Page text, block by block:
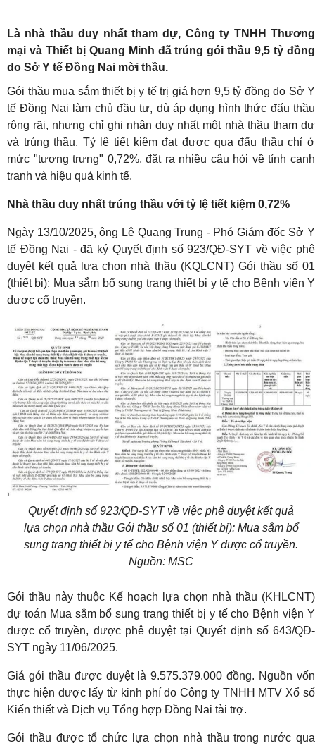
Là nhà thầu duy nhất tham dự, Công ty TNHH Thương
mại và Thiết bị Quang Minh đã trúng gói thầu 9,5 tỷ đồng
do Sở Y tế Đồng Nai mời thầu.
Gói thầu mua sắm thiết bị y tế trị giá hơn 9,5 tỷ đồng do Sở Y
tế Đồng Nai làm chủ đầu tư, dù áp dụng hình thức đấu thầu
rộng rãi, nhưng chỉ ghi nhận duy nhất một nhà thầu tham dự
và trúng thầu. Tỷ lệ tiết kiệm đạt được qua đấu thầu chỉ ở
mức "tượng trưng" 0,72%, đặt ra nhiều câu hỏi về tính cạnh
tranh và hiệu quả kinh tế.
Nhà thầu duy nhất trúng thầu với tỷ lệ tiết kiệm 0,72%
Ngày 13/10/2025, ông Lê Quang Trung - Phó Giám đốc Sở Y
tế Đồng Nai - đã ký Quyết định số 923/QĐ-SYT về việc phê
duyệt kết quả lựa chọn nhà thầu (KQLCNT) Gói thầu số 01
(thiết bị): Mua sắm bổ sung trang thiết bị y tế cho Bệnh viện Y
dược cổ truyền.
Quyết định số 923/QĐ-SYT về việc phê duyệt kết quả
lựa chọn nhà thầu Gói thầu số 01 (thiết bị): Mua sắm bổ
sung trang thiết bị y tế cho Bệnh viện Y dược cổ truyền.
Nguồn: MSC
Gói thầu này thuộc Kế hoạch lựa chọn nhà thầu (KHLCNT)
dự toán Mua sắm bổ sung trang thiết bị y tế cho Bệnh viện Y
dược cổ truyền, được phê duyệt tại Quyết định số 643/QĐ-
SYT ngày 11/06/2025.
Giá gói thầu được duyệt là 9.575.379.000 đồng. Nguồn vốn
thực hiện được lấy từ kinh phí do Công ty TNHH MTV Xổ số
Kiến thiết và Dịch vụ Tổng hợp Đồng Nai tài trợ.
Gói thầu được tổ chức lựa chọn nhà thầu trong nước qua